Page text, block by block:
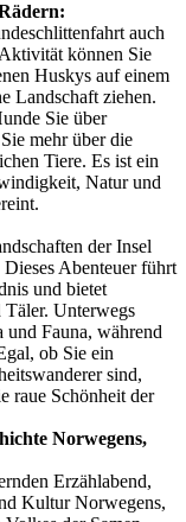
auch
können Sie
Huskys auf einem
Landschaft ziehen.
Sie über
mehr über die
Tiere. Es ist ein
Natur und
der Insel
Abenteuer führt
und bietet
Täler. Unterwegs
und Fauna, während
ob Sie ein
sind,
raue Schönheit der
Norwegens,
Erzählabend,
Kultur Norwegens,